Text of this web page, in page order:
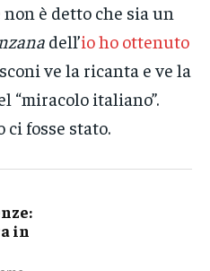
è detto che sia un
dell’io ho ottenuto
ve la ricanta e ve la
“miracolo italiano”.
ci fosse stato.
in